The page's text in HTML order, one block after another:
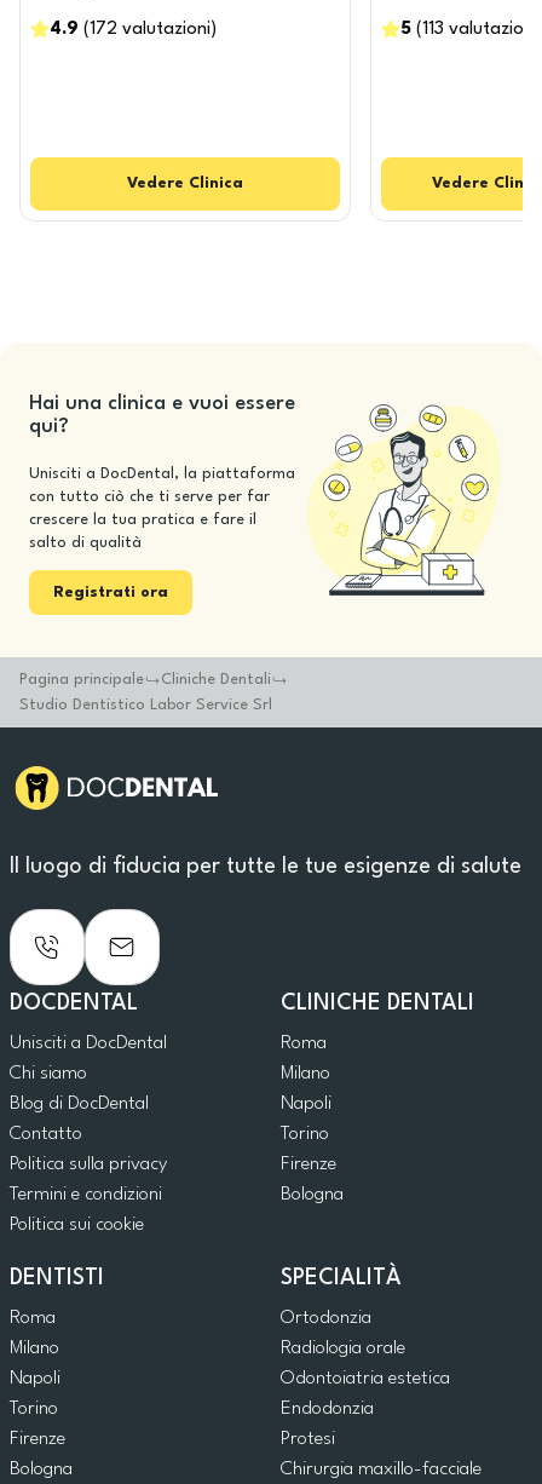
4.9 (172 valutazioni )
Vedere Clinica
5 (113 valutazioni
Vedere
Hai una clinica e vuoi essere
qui?
Unisciti a DocDental, la piattaforma
con tutto ciò che ti serve per far
crescere la tua pratica e fare il
salto di qualità
Registrati ora
Pagina principale
Cliniche Dentali
Studio Dentistico Labor Service Srl
Il luogo di fiducia per tutte le tue esigenze di salute
DOCDENTAL
Unisciti a DocDental
Chi siamo
Blog di DocDental
Contatto
Politica sulla privacy
Termini e condizioni
Politica sui cookie
CLINICHE DENTALI
Roma
Milano
Napoli
Torino
Firenze
Bologna
DENTISTI
Roma
Milano
Napoli
Torino
Firenze
Bologna
SPECIALITÀ
Ortodonzia
Radiologia orale
Odontoiatria estetica
Endodonzia
Protesi
Chirurgia maxillo-facciale